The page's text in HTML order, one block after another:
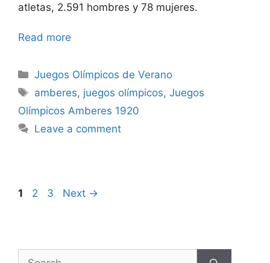
atletas, 2.591 hombres y 78 mujeres.
Read more
Categories
Juegos Olímpicos de Verano
Tags
amberes, juegos olímpicos,Juegos
Olímpicos Amberes 1920
Leave a comment
Page
1 Page
2 Page
3 Next →
Search